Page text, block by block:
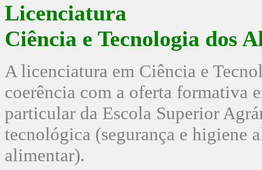
Licenciatura
Ciência e Tecnologia dos
A licenciatura em Ciência e
coerência com a oferta formativa
particular da Escola Superior
tecnológica (segurança e higiene
alimentar).